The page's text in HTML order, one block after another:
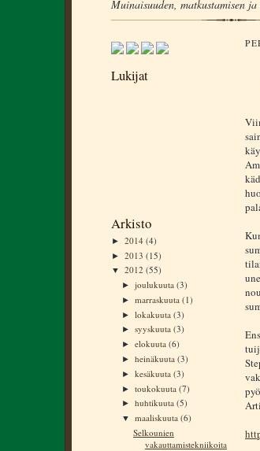
Muinaisuuden, matkustamisen
Lukijat
Arkisto
► 2014 (4)
► 2013 (15)
▼ 2012 (55)
►joulukuuta(3)
►marraskuuta(1)
►lokakuuta(3)
►syyskuuta(3)
►elokuuta(6)
►heinäkuuta(3)
►kesäkuuta(3)
►toukokuuta(7)
►huhtikuuta(5)
▼maaliskuuta(6)
Selkounien
vakauttamistekniikoita